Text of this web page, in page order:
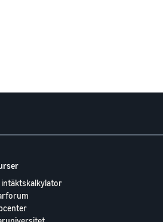
intäktskalkylator